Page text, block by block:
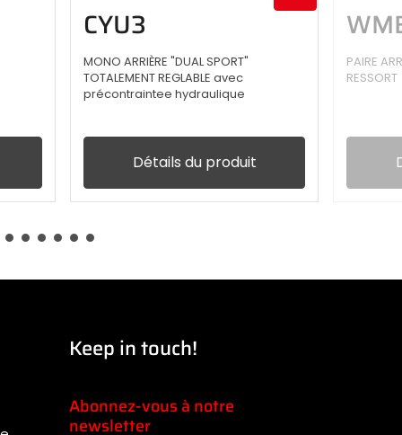
CYU3
MONO ARRIÈRE "DUAL SPORT"
TOTALEMENT REGLABLE avec
précontraintee hydraulique
Détails du produit
PAIRE
RESSORT
Keep in touch!
Abonnez-vous à notre
newsletter